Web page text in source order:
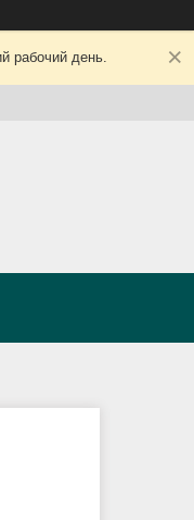
рабочий день.